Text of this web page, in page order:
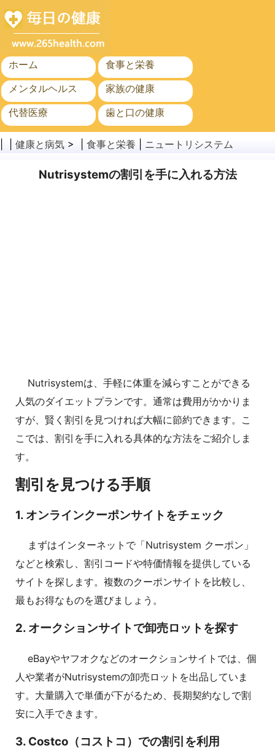
ホーム
食事と栄養
メンタルヘルス
家族の健康
代替医療
歯と口の健康
がん
公衆衛生
健康と病気 > | 食事と栄養 ニュートリシステム
Nutrisystemの割引を手に入れる方法
Nutrisystemは、手軽に体重を減らすことができる
人気のダイエットプランです。通常は費用がかかりま
すが、賢く割引を見つければ大幅に節約できます。こ
こでは、割引を手に入れる具体的な方法をご紹介しま
す。
割引を見つける手順
1. オンラインクーポンサイトをチェック
まずはインターネットで「Nutrisystem クーポン」
などと検索し、割引コードや特価情報を提供している
サイトを探します。複数のクーポンサイトを比較し、
最もお得なものを選びましょう。
2. オークションサイトで卸売ロットを探す
eBayやヤフオクなどのオークションサイトでは、個
人や業者がNutrisystemの卸売ロットを出品していま
す。大量購入で単価が下がるため、長期契約なしで割
安に入手できます。
3. Costco（コストコ）での割引を利用